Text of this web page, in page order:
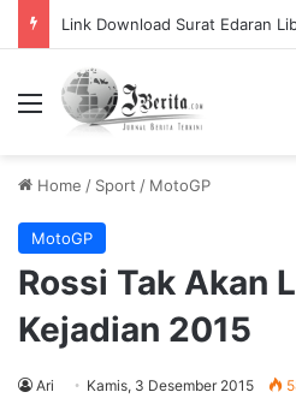
Link Download Surat Edaran
Menu
Home / Sport / MotoGP
MotoGP
Rossi Tak Akan
Kejadian 2015
Ari Kamis, 3 Desember 2015